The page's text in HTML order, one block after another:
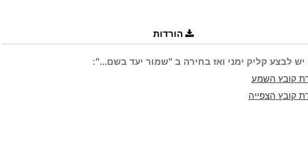
הורדות
יש לבצע קליק ימני ואז בחירה ב "שמור יעד בשם...":
קובץ השמע
קובץ הצפייה